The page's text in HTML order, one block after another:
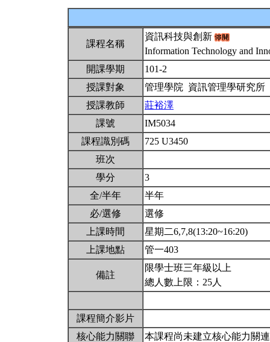
課程名稱
資訊科技與創新
Information Technology and
開課學期
101-2
授課對象
管理學院 資訊管理學研究所
授課教師
莊裕澤
課號
IM5034
課程識別碼
725 U3450
班次
學分
3
全/半年
半年
必/選修
選修
上課時間
星期二6,7,8(13:20~16:20)
上課地點
管一403
備註
限學士班三年級以上
總人數上限：25人
課程簡介影片
核心能力關聯
本課程尚未建立核心能力關連